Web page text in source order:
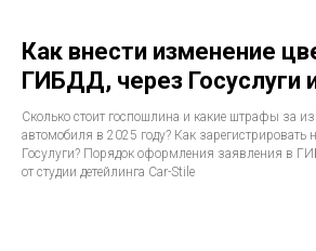
Как внести изменение
ГИБДД, через Госуслуги
Сколько стоит госпошлина и какие штрафы за
автомобиля в 2025 году? Как зарегистрировать
Госулуги? Порядок оформления заявления в
от студии детейлинга Car-Stile